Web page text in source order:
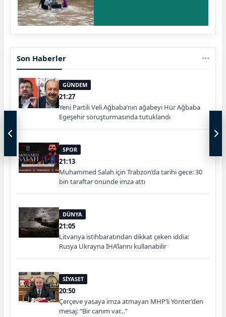
Son Haberler
GÜNDEM
21:27
Yeni Partili Veli Ağbaba’nın ağabeyi Hür Ağbaba
Egeşehir soruşturmasında tutuklandı
SPOR
21:13
Muhammed Salah için Trabzon’da tarihi gece: 30
bin taraftar önünde imza attı
DÜNYA
21:05
Litvanya istihbaratından dikkat çeken iddia:
Rusya Ukrayna İHA’larını kullanabilir
SİYASET
20:50
Çerçeve yasaya imza atmayan MHP’li Yönter’den
mesaj: “Bir canım var…”